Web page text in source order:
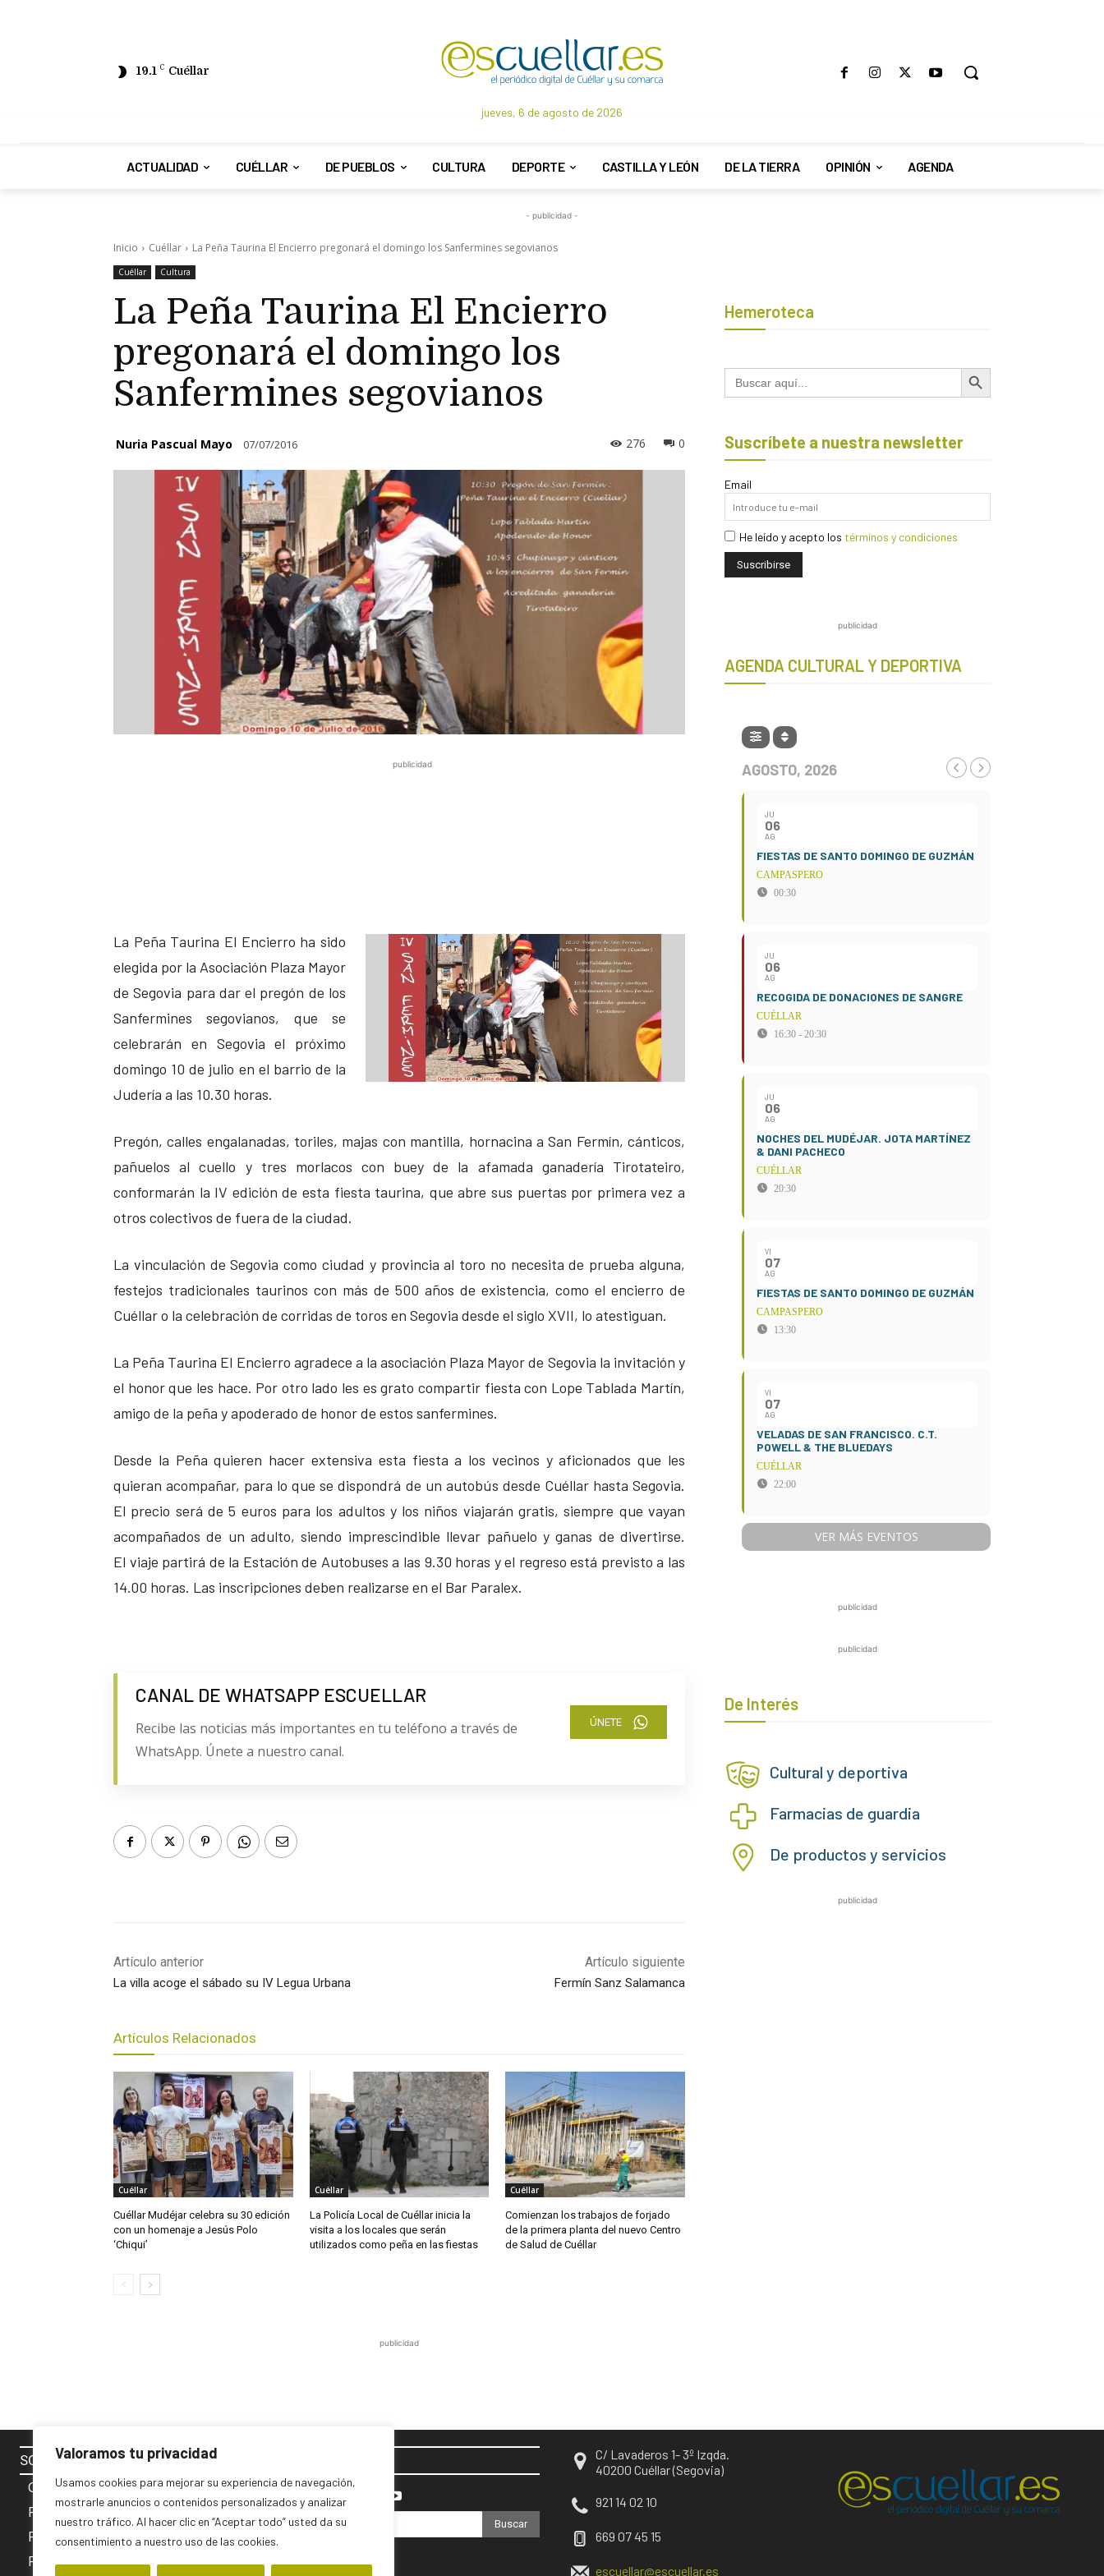
Valoramos tu privacidad
Usamos cookies para mejorar su experiencia de navegación,
mostrarle anuncios o contenidos personalizados y analizar
nuestro tráfico. Al hacer clic en “Aceptar todo” usted da su
consentimiento a nuestro uso de las cookies.
19.1 C Cuéllar
jueves, 6 de agosto de 2026
ACTUALIDAD CUÉLLAR DE PUEBLOS CULTURA DEPORTE CASTILLA Y LEÓN DE LA TIERRA OPINIÓN AGENDA
- publicidad -
Inicio Cuéllar La Peña Taurina El Encierro pregonará el domingo los Sanfermines segovianos
Cuéllar Cultura
La Peña Taurina El Encierro
pregonará el domingo los
Sanfermines segovianos
Nuria Pascual Mayo 07/07/2016 0
276
publicidad
La Peña Taurina El Encierro ha sido
elegida por la Asociación Plaza Mayor
de Segovia para dar el pregón de los
Sanfermines segovianos, que se
celebrarán en Segovia el próximo
domingo 10 de julio en el barrio de la
Judería a las 10.30 horas.
Pregón, calles engalanadas, toriles, majas con mantilla, hornacina a San Fermín, cánticos,
pañuelos al cuello y tres morlacos con buey de la afamada ganadería Tirotateiro,
conformarán la IV edición de esta fiesta taurina, que abre sus puertas por primera vez a
otros colectivos de fuera de la ciudad.
La vinculación de Segovia como ciudad y provincia al toro no necesita de prueba alguna,
festejos tradicionales taurinos con más de 500 años de existencia, como el encierro de
Cuéllar o la celebración de corridas de toros en Segovia desde el siglo XVII, lo atestiguan.
La Peña Taurina El Encierro agradece a la asociación Plaza Mayor de Segovia la invitación y
el honor que les hace. Por otro lado les es grato compartir fiesta con Lope Tablada Martín,
amigo de la peña y apoderado de honor de estos sanfermines.
Desde la Peña quieren hacer extensiva esta fiesta a los vecinos y aficionados que les
quieran acompañar, para lo que se dispondrá de un autobús desde Cuéllar hasta Segovia.
El precio será de 5 euros para los adultos y los niños viajarán gratis, siempre que vayan
acompañados de un adulto, siendo imprescindible llevar pañuelo y ganas de divertirse.
El viaje partirá de la Estación de Autobuses a las 9.30 horas y el regreso está previsto a las
14.00 horas. Las inscripciones deben realizarse en el Bar Paralex.
CANAL DE WHATSAPP ESCUELLAR
Recibe las noticias más importantes en tu teléfono a través de
WhatsApp. Únete a nuestro canal.
ÚNETE
Artículo anterior
La villa acoge el sábado su IV Legua Urbana
Artículo siguiente
Fermín Sanz Salamanca
Artículos Relacionados
Cuéllar
Cuéllar Mudéjar celebra su 30 edición
con un homenaje a Jesús Polo
‘Chiqui’
Cuéllar
La Policía Local de Cuéllar inicia la
visita a los locales que serán
utilizados como peña en las fiestas
Cuéllar
Comienzan los trabajos de forjado
de la primera planta del nuevo Centro
de Salud de Cuéllar
publicidad
Hemeroteca
Buscar: Botón de búsqueda
Suscríbete a nuestra newsletter
Email
He leído y acepto los términos y condiciones
publicidad
AGENDA CULTURAL Y DEPORTIVA
AGOSTO, 2026
JU
06
AG
FIESTAS DE SANTO DOMINGO DE GUZMÁN
CAMPASPERO
00:30
JU
06
AG
RECOGIDA DE DONACIONES DE SANGRE
CUÉLLAR
16:30 - 20:30
JU
06
AG
NOCHES DEL MUDÉJAR. JOTA MARTÍNEZ
& DANI PACHECO
CUÉLLAR
20:30
VI
07
AG
FIESTAS DE SANTO DOMINGO DE GUZMÁN
CAMPASPERO
13:30
VI
07
AG
VELADAS DE SAN FRANCISCO. C.T.
POWELL & THE BLUEDAYS
CUÉLLAR
22:00
VER MÁS EVENTOS
publicidad
publicidad
De Interés
Cultural y deportiva
Farmacias de guardia
De productos y servicios
publicidad
SOBRE NOSOTROS
Contacto
Política de cookies
Privacidad y Aviso Legal
PUBLICIDAD
Buscar
C/ Lavaderos 1- 3º Izqda.
40200 Cuéllar (Segovia)
921 14 02 10
669 07 45 15
escuellar@escuellar.es